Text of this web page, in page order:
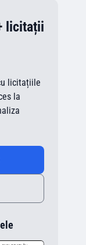
licitații
licitațiile
la